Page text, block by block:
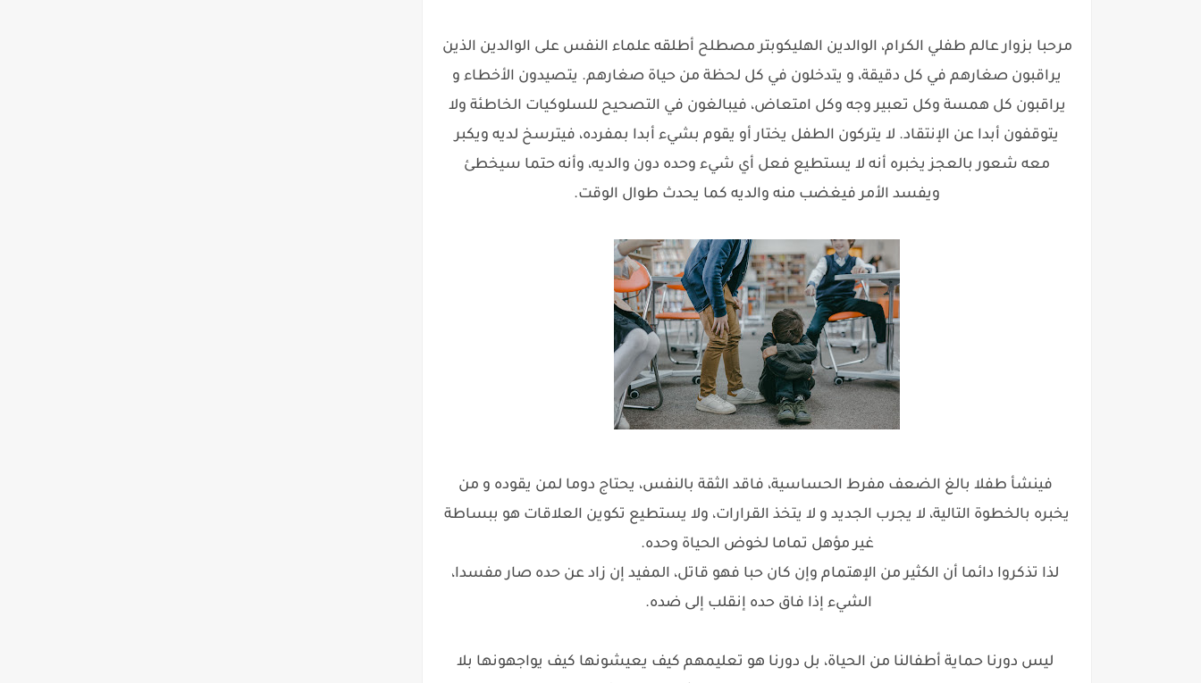
مرحبا بزوار عالم طفلي الكرام، الوالدين الهليكوبتر مصطلح أطلقه علماء النفس على الوالدين الذين
يراقبون صغارهم في كل دقيقة، و يتدخلون في كل لحظة من حياة صغارهم. يتصيدون الأخطاء و
يراقبون كل همسة وكل تعبير وجه وكل امتعاض، فيبالغون في التصحيح للسلوكيات الخاطئة ولا
يتوقفون أبدا عن الإنتقاد. لا يتركون الطفل يختار أو يقوم بشيء أبدا بمفرده، فيترسخ لديه ويكبر
معه شعور بالعجز يخبره أنه لا يستطيع فعل أي شيء وحده دون والديه، وأنه حتما سيخطئ
ويفسد الأمر فيغضب منه والديه كما يحدث طوال الوقت.
فينشأ طفلا بالغ الضعف مفرط الحساسية، فاقد الثقة بالنفس، يحتاج دوما لمن يقوده و من
يخبره بالخطوة التالية، لا يجرب الجديد و لا يتخذ القرارات، ولا يستطيع تكوين العلاقات هو ببساطة
غير مؤهل تماما لخوض الحياة وحده.
لذا تذكروا دائما أن الكثير من الإهتمام وإن كان حبا فهو قاتل، المفيد إن زاد عن حده صار مفسدا،
الشيء إذا فاق حده إنقلب إلى ضده.
ليس دورنا حماية أطفالنا من الحياة، بل دورنا هو تعليمهم كيف يعيشونها كيف يواجهونها بلا